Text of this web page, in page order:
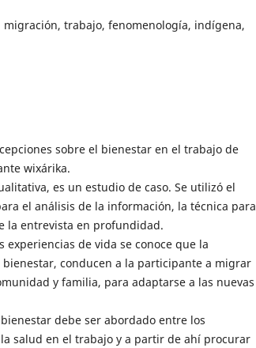
migración, trabajo, fenomenología, indígena,
sobre el bienestar en el trabajo de
wixárika.
es un estudio de caso. Se utilizó el
el análisis de la información, la técnica para
la entrevista en profundidad.
experiencias de vida se conoce que la
conducen a la participante a migrar
y familia, para adaptarse a las nuevas
debe ser abordado entre los
salud en el trabajo y a partir de ahí procurar